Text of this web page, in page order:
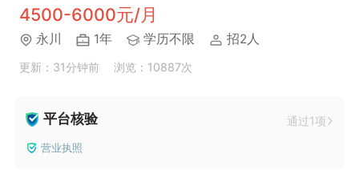
4500-6000元/月
永川 1年 学历不限 招2人
更新：31分钟前 浏览：10887次
平台核验 通过1项
营业执照